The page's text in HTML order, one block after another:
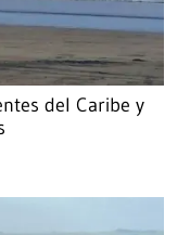
del Caribe y